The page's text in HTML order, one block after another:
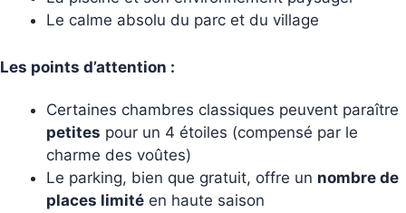
Le calme absolu du parc et du village
Les points d’attention :
Certaines chambres classiques peuvent paraître
petites pour un 4 étoiles (compensé par le
charme des voûtes)
Le parking, bien que gratuit, offre un nombre de
places limité en haute saison